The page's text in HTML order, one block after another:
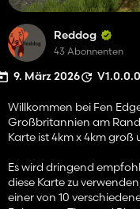
Reddog
43 Abonnenten
9. März 2026 V1.0.0.0
Willkommen bei Fen
Großbritannien am
Karte ist 4km x 4km groß
Es wird dringend
diese Karte zu
einer von 10